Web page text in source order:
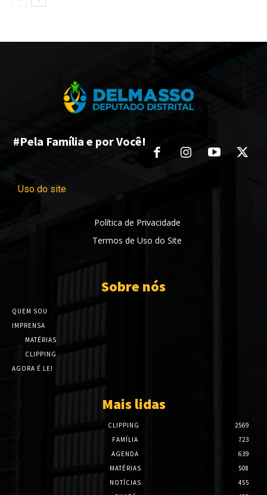
#Pela Família e por Você!
Uso do site
Política de Privacidade
Termos de Uso do Site
Sobre nós
QUEM SOU
IMPRENSA
MATÉRIAS
CLIPPING
AGORA É LEI
Mais lidas
CLIPPING
2569
FAMÍLIA
723
AGENDA
639
MATÉRIAS
508
NOTÍCIAS
455